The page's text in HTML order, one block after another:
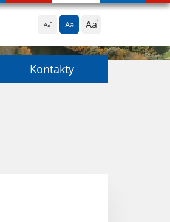
Aa Aa Aa
Kontakty